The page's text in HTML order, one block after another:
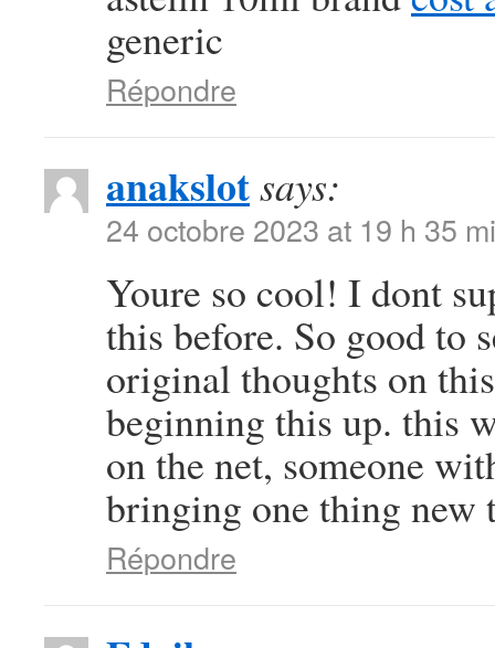
generic
Répondre
anakslotsays:
24 octobre 2023 at 19 h 35
Youre so cool! I dont
this before. So good to
original thoughts on
beginning this up. this
on the net, someone
bringing one thing new
Répondre